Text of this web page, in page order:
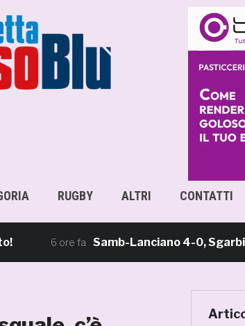
RUGBY ALTRI CONTATTI
Samb-Lanciano 4-0, Sgarbi: